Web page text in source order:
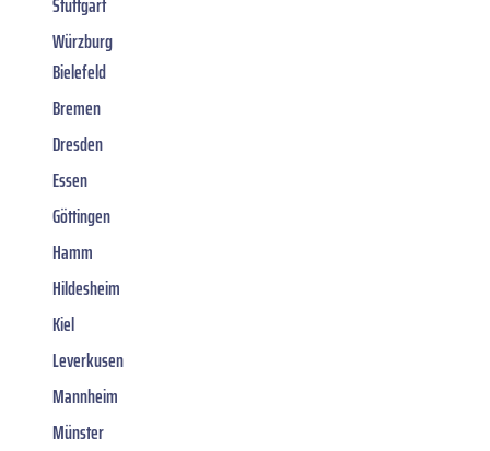
Würzburg
Bielefeld
Bremen
Dresden
Essen
Göttingen
Hamm
Hildesheim
Kiel
Leverkusen
Mannheim
Münster